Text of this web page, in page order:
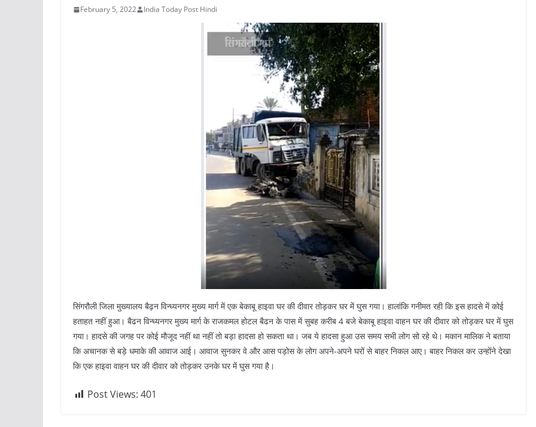
February 5, 2022 India Today Post Hindi
सिंगरौली जिला मुख्यालय बैढ़न विन्ध्यनगर मुख्य मार्ग में एक बेकाबू हाइवा घर की दीवार तोड़कर घर में घुस गया। हालांकि गनीमत रही कि इस हादसे में कोई
हताहत नहीं हुआ। बैढन विन्ध्यनगर मुख्य मार्ग के राजकमल होटल बैढन के पास में सुबह करीब 4 बजे बेकाबू हाइवा वाहन घर की दीवार को तोड़कर घर में घुस
गया। हादसे की जगह पर कोई मौजूद नहीं था नहीं तो बड़ा हादसा हो सकता था। जब ये हादसा हुआ उस समय सभी लोग सो रहे थे। मकान मालिक ने बताया
कि अचानक से बड़े धमाके की आवाज आई। आवाज सुनकर वे और आस पड़ोस के लोग अपने-अपने घरों से बाहर निकल आए। बाहर निकल कर उन्होंने देखा
कि एक हाइवा वाहन घर की दीवार को तोड़कर उनके घर में घुस गया है।
Post Views: 401